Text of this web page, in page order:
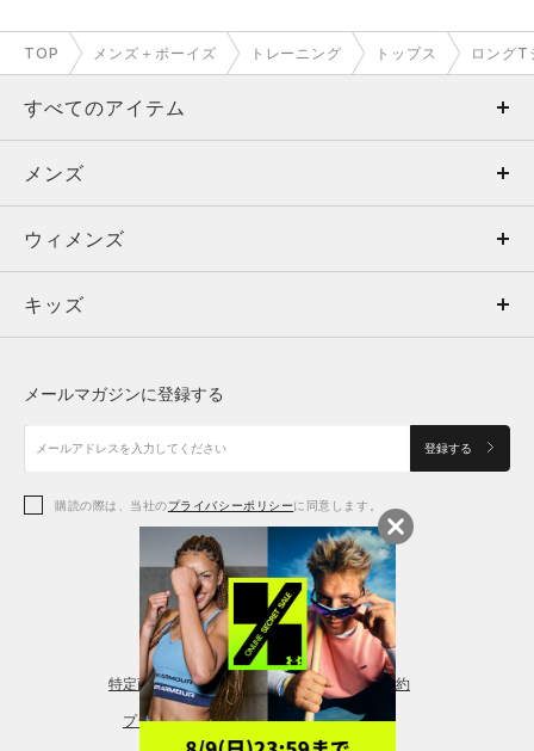
TOP メンズ＋ボーイズ トレーニング トップス ロングT
すべてのアイテム
メンズ
ウィメンズ
キッズ
アクセサリー
メンズ
トップス
ボトムス
アクセサリー
ウィメンズ
トップス
シューズ
アクセサリー
レギンス＆タイツ
キッズ
シューズ
メールマガジンに登録する
登録する
購読の際は、当社のプライバシーポリシーに同意します。
特定商取引法に基づく通販の表記 会員規約
プライバシーポリシー